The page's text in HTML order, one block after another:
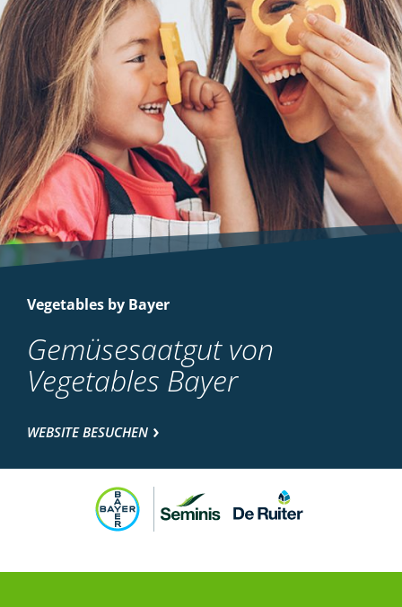
Vegetables by Bayer
Gemüsesaatgut von
Vegetables Bayer
WEBSITE BESUCHEN